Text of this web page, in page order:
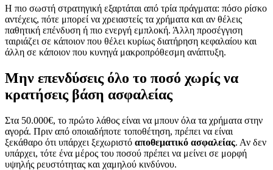
Η πιο σωστή στρατηγική εξαρτάται από τρία πράγματα: πόσο ρίσκο
αντέχεις, πότε μπορεί να χρειαστείς τα χρήματα και αν θέλεις
παθητική επένδυση ή πιο ενεργή εμπλοκή. Άλλη προσέγγιση
ταιριάζει σε κάποιον που θέλει κυρίως διατήρηση κεφαλαίου και
άλλη σε κάποιον που κυνηγά μακροπρόθεσμη ανάπτυξη.
Μην επενδύσεις όλο το ποσό χωρίς να
κρατήσεις βάση ασφαλείας
Στα 50.000€, το πρώτο λάθος είναι να μπουν όλα τα χρήματα στην
αγορά. Πριν από οποιαδήποτε τοποθέτηση, πρέπει να είναι
ξεκάθαρο ότι υπάρχει ξεχωριστό αποθεματικό ασφαλείας. Αν δεν
υπάρχει, τότε ένα μέρος του ποσού πρέπει να μείνει σε μορφή
υψηλής ρευστότητας και χαμηλού κινδύνου.